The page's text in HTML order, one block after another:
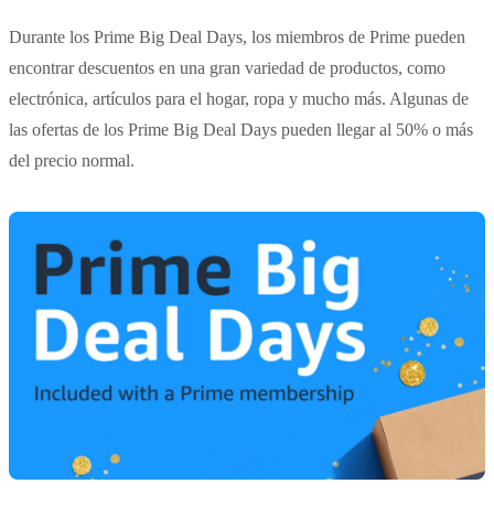
Durante los Prime Big Deal Days, los miembros de Prime pueden
encontrar descuentos en una gran variedad de productos, como
electrónica, artículos para el hogar, ropa y mucho más. Algunas de
las ofertas de los Prime Big Deal Days pueden llegar al 50% o más
del precio normal.